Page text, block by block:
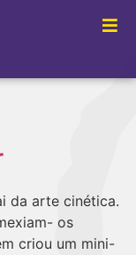
da arte cinética.
os
criou um mini-